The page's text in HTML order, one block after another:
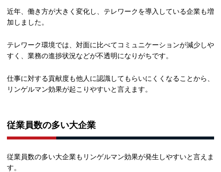
近年、働き方が大きく変化し、テレワークを導入している企業も増
加しました。
テレワーク環境では、対面に比べてコミュニケーションが減少しや
すく、業務の進捗状況などが不透明になりがちです。
仕事に対する貢献度も他人に認識してもらいにくくなることから、
リンゲルマン効果が起こりやすいと言えます。
従業員数の多い大企業
従業員数の多い大企業もリンゲルマン効果が発生しやすいと言えま
す。